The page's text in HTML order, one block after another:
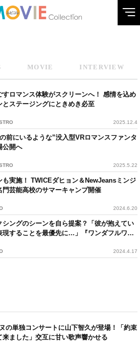
MOVIE INTERVIEW
すロマンス体験がスクリーンへ！ 感情を込め
とステージングにときめき必至
2025.12.4
前にいるような”没入型VRロマンスファンタ
公開へ
2025.5.22
も実施！ TWICEダヒョン＆NewJeansミンジ
門芸能高校のサマーキャンプ開催
2024.6.20
シングのシーンを自ら提案？「彼が抱えてい
現することを最優先に…」『ワンダフルワー
2024.4.17
の単独コンサートに山下智久が登場！「約束
来ました」交互に甘い歌声響かせる